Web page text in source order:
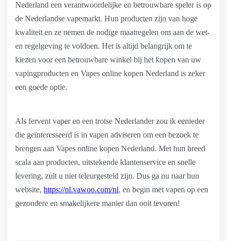
Nederland een verantwoordelijke en betrouwbare speler is op
de Nederlandse vapemarkt. Hun producten zijn van hoge
kwaliteit en ze nemen de nodige maatregelen om aan de wet-
en regelgeving te voldoen. Het is altijd belangrijk om te
kiezen voor een betrouwbare winkel bij het kopen van uw
vapingproducten en Vapes online kopen Nederland is zeker
een goede optie.
Als fervent vaper en een trotse Nederlander zou ik eenieder
die geïnteresseerd is in vapen adviseren om een bezoek te
brengen aan Vapes online kopen Nederland. Met hun breed
scala aan producten, uitstekende klantenservice en snelle
levering, zult u niet teleurgesteld zijn. Dus ga nu naar hun
website, https://nl.vawoo.com/nl, en begin met vapen op een
gezondere en smakelijkere manier dan ooit tevoren!